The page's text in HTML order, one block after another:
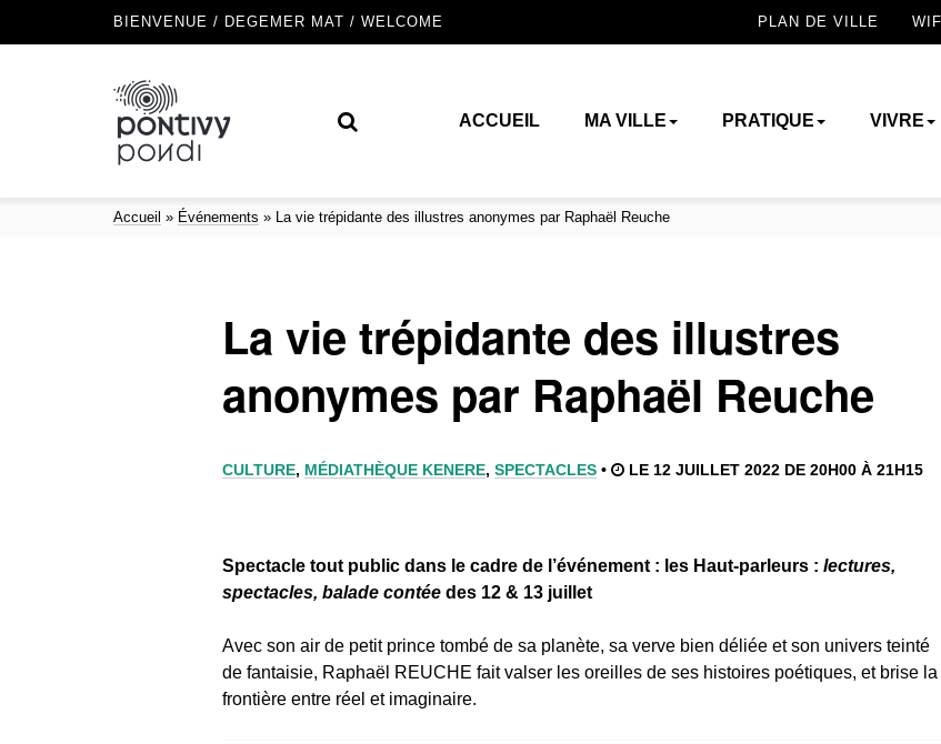
BIENVENUE / DEGEMER MAT / WELCOME PLAN DE VILLE
ACCUEIL MA VILLE PRATIQUE VIVRE
Accueil » Événements » La vie trépidante des illustres anonymes par Raphaël Reuche
La vie trépidante des illustres
anonymes par Raphaël Reuche
CULTURE, MÉDIATHÈQUE KENERE, SPECTACLES• LE 12 JUILLET 2022 DE 20H00 À 21H15
Spectacle tout public dans le cadre de l’événement : les Haut-parleurs : lectures,
spectacles, balade contéedes 12 & 13 juillet
Avec son air de petit prince tombé de sa planète, sa verve bien déliée et son univers teinté
de fantaisie, Raphaël REUCHE fait valser les oreilles de ses histoires poétiques, et brise la
frontière entre réel et imaginaire.